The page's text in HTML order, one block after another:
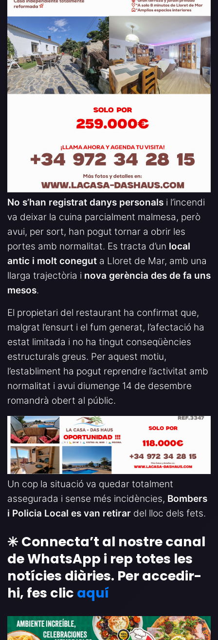
No s’han registrat danys personals i l’incendi
va deixar la cuina parcialment malmesa, però
avui, per sort, han pogut tornar a obrir les
portes amb normalitat. Es tracta d’un local
antic i molt conegut a Lloret de Mar, amb una
llarga trajectòria i nova gerència des de fa uns
mesos.
El propietari del restaurant ha confirmat que,
malgrat l’ensurt i el fum generat, l’afectació ha
estat limitada i no ha tingut conseqüències
estructurals greus. Per aquest motiu,
l’establiment ha pogut reprendre l’activitat amb
normalitat i avui diumenge 14 de desembre
romandrà obert al públic.
Un cop la situació va quedar totalment
assegurada i sense més incidències, Bombers
i Policia Local es van retirar del lloc dels fets.
✳️ Connecta’t al nostre canal
de WhatsApp i rep totes les
notícies diàries. Per accedir-
hi, fes clic aquí